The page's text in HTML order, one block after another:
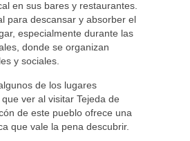
en sus bares y restaurantes.
para descansar y absorber el
especialmente durante las
donde se organizan
y sociales.
de los lugares
ver al visitar Tejeda de
de este pueblo ofrece una
que vale la pena descubrir.